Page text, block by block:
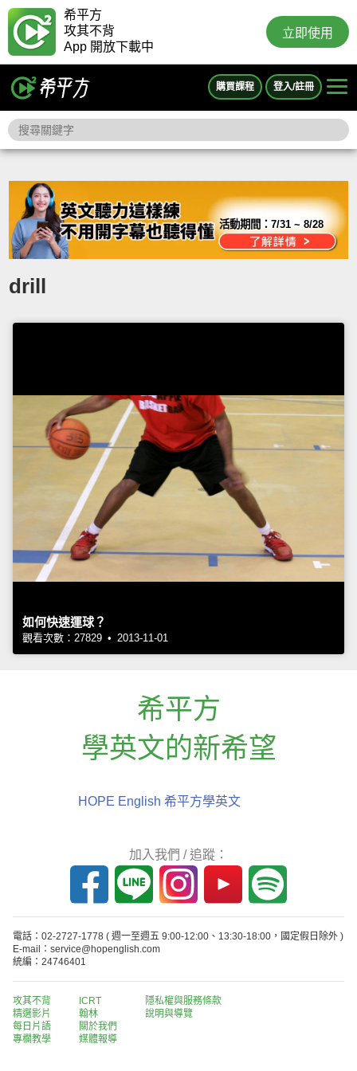
希平方
攻其不背
App 開放下載中
立即使用
購買課程 登入/註冊
活動期間：7/31 ~ 8/28
drill
如何快速運球？
觀看次數：27829 • 2013-11-01
希平方
學英文的新希望
HOPE English 希平方學英文
加入我們 / 追蹤：
電話：02-2727-1778 ( 週一至週五 9:00-12:00、13:30-18:00，國定假日除外 )
E-mail：service@hopenglish.com
統編：24746401
攻其不背
精選影片
每日片語
專欄教學
ICRT
翰林
關於我們
媒體報導
隱私權與服務條款
說明與導覽